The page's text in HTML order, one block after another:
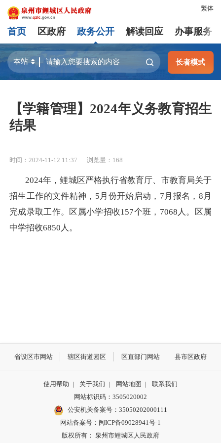
繁体
首页 区政府 政务公开 解读回应 办事服务
长者模式
【学籍管理】2024年义务教育招生
结果
时间：2024-11-12 11:37 浏览量： 168
2024年，鲤城区严格执行省教育厅、市教育局关于
招生工作的文件精神，5月份开始启动，7月报名，8月
完成录取工作。区属小学招收157个班，7068人。区属
中学招收6850人。
省设区市网站 辖区街道园区 区直部门网站 县市区政府
使用帮助 | 关于我们 | 网站地图 |
联系我们
网站标识码：3505020002
公安机关备案号：35050202000111
网站备案号：闽ICP备09028941号-1
版权所有： 泉州市鲤城区人民政府